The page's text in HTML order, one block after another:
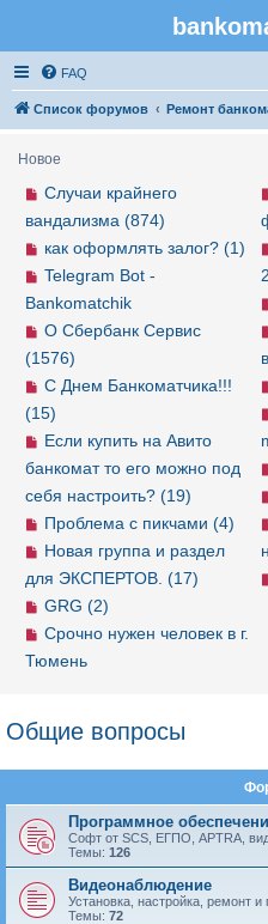
FAQ
Список форумов Ремонт
Новое
Случаи крайнего
вандализма (874)
как оформлять залог? (1)
Telegram Bot -
Bankomatchik
О Сбербанк Сервис
(1576)
С Днем Банкоматчика!!!
(15)
Если купить на Авито
банкомат то его можно под
себя настроить? (19)
Проблема с пикчами (4)
Новая группа и раздел
для ЭКСПЕРТОВ. (17)
GRG (2)
Срочно нужен человек в г.
Тюмень
Общие вопросы
Программное
Софт от SCS, ЕГПО, APTRA,
Темы: 126
Видеонаблюдение
Установка, настройка, ремонт
Темы: 72